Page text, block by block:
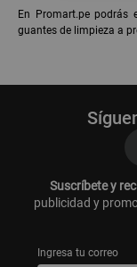
En Promart.pe podrás
guantes de limpieza a
Suscríbete y
publicidad y
Ingresa tu correo